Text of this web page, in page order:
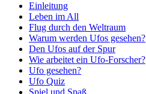
Einleitung
Leben im All
Flug durch den Weltraum
Warum werden Ufos gesehen?
Den Ufos auf der Spur
Wie arbeitet ein Ufo-Forscher?
Ufo gesehen?
Ufo Quiz